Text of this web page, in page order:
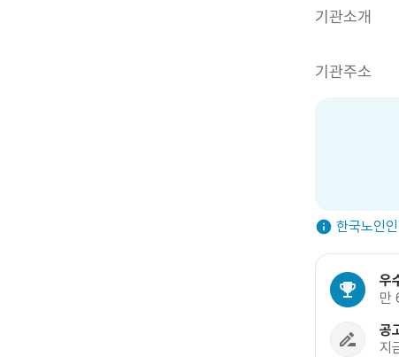
기관소개
기관주소
한국노인
우
만
공
지